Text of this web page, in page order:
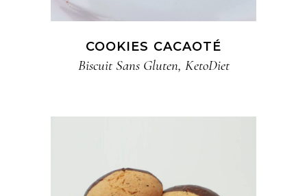
COOKIES CACAOTÉ
Biscuit​ Sans Gluten, KetoDiet